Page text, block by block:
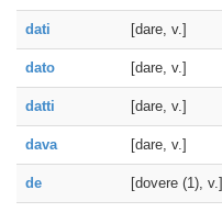
dati [dare, v.]
dato [dare, v.]
datti [dare, v.]
dava [dare, v.]
de [dovere (1), v.]